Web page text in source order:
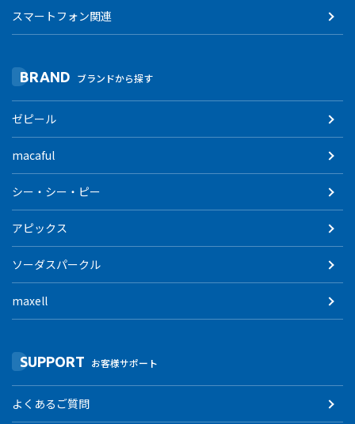
スマートフォン関連
BRAND ブランドから探す
ゼピール
macaful
シー・シー・ピー
アピックス
ソーダスパークル
maxell
SUPPORT お客様サポート
よくあるご質問